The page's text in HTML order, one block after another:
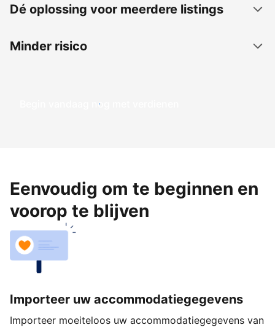
Dé oplossing voor meerdere listings
Minder risico
Begin vandaag nog met verdienen
Eenvoudig om te beginnen en
voorop te blijven
Importeer uw accommodatiegegevens
Importeer moeiteloos uw accommodatiegegevens van